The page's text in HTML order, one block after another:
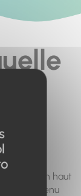
à
en haut
le contenu